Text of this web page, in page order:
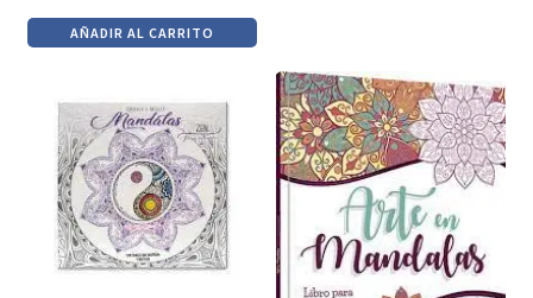
precio
original
$490.
precio
actual
$416.
AÑADIR AL CARRITO